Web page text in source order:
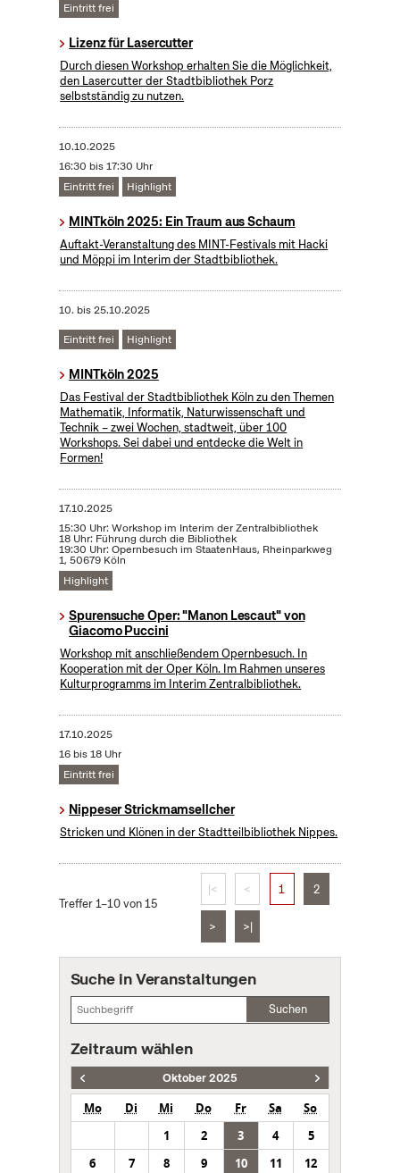
Eintritt frei
Lizenz für Lasercutter
Durch diesen Workshop erhalten Sie die Möglichkeit,
den Lasercutter der Stadtbibliothek Porz
selbstständig zu nutzen.
10.10.2025
16:30 bis 17:30 Uhr
Eintritt frei
Highlight
MINTköln 2025: Ein Traum aus Schaum
Auftakt-Veranstaltung des MINT-Festivals mit Hacki
und Möppi im Interim der Stadtbibliothek.
10. bis25.10.2025
Eintritt frei Highlight
MINTköln 2025
Das Festival der Stadtbibliothek Köln zu den Themen
Mathematik, Informatik, Naturwissenschaft und
Technik – zwei Wochen, stadtweit, über 100
Workshops. Sei dabei und entdecke die Welt in
Formen!
17.10.2025
15:30 Uhr: Workshop im Interim der Zentralbibliothek
18 Uhr: Führung durch die Bibliothek
19:30 Uhr: Opernbesuch im StaatenHaus, Rheinparkweg
1, 50679 Köln
Highlight
Spurensuche Oper: "Manon Lescaut" von
Giacomo Puccini
Workshop mit anschließendem Opernbesuch. In
Kooperation mit der Oper Köln. Im Rahmen unseres
Kulturprogramms im Interim Zentralbibliothek.
17.10.2025
16 bis 18 Uhr
Eintritt frei
Nippeser Strickmamsellcher
Stricken und Klönen in der Stadtteilbibliothek Nippes.
Treffer 1–10 von 15
|< < 1 2
> >|
Suche in Veranstaltungen
Suchen
Zeitraum wählen
Oktober 2025
Mo Di Mi Do Fr Sa
So
1
2 3 4
5
6
7 8 9 10 11
12